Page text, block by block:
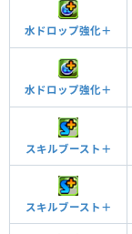
水ドロップ強化＋
水ドロップ強化＋
スキルブースト＋
スキルブースト＋